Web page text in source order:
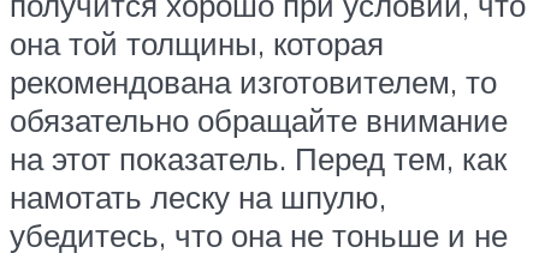
она той толщины, которая
рекомендована изготовителем, то
обязательно обращайте внимание
на этот показатель. Перед тем, как
намотать леску на шпулю,
убедитесь, что она не тоньше и не